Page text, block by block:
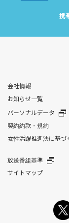
携
会社情報
お知らせ一覧
パーソナルデータ
契約約款・規約
女性活躍推進法に基づ
放送番組基準
サイトマップ